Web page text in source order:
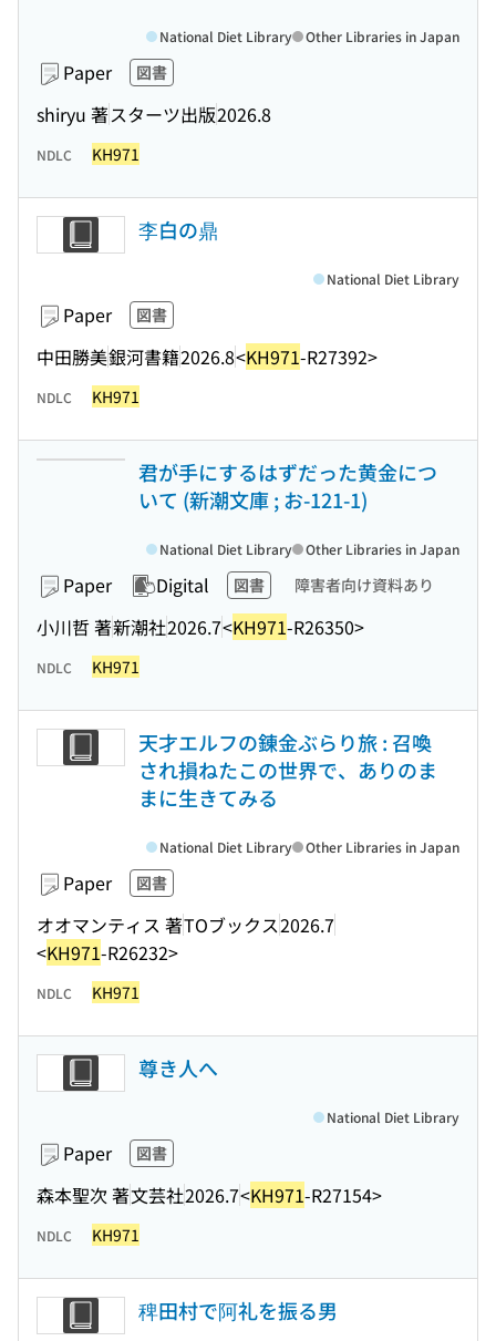
Paper 図書
shiryu 著スターツ出版2026.8
National Diet Library Other Libraries in Japan
NDLC KH971
李白の鼎
Paper 図書
中田勝美銀河書籍2026.8<KH971-R27392>
National Diet Library
NDLC KH971
君が手にするはずだった黄金につ
いて (新潮文庫 ; お-121-1)
Paper Digital 図書 障害者向け資料あり
小川哲 著新潮社2026.7<KH971-R26350>
National Diet Library Other Libraries in Japan
NDLC KH971
天才エルフの錬金ぶらり旅 : 召喚
され損ねたこの世界で、ありのま
まに生きてみる
Paper 図書
オオマンティス 著TOブックス2026.7
<KH971-R26232>
National Diet Library Other Libraries in Japan
NDLC KH971
尊き人へ
Paper 図書
森本聖次 著文芸社2026.7<KH971-R27154>
National Diet Library
NDLC KH971
稗田村で阿礼を振る男